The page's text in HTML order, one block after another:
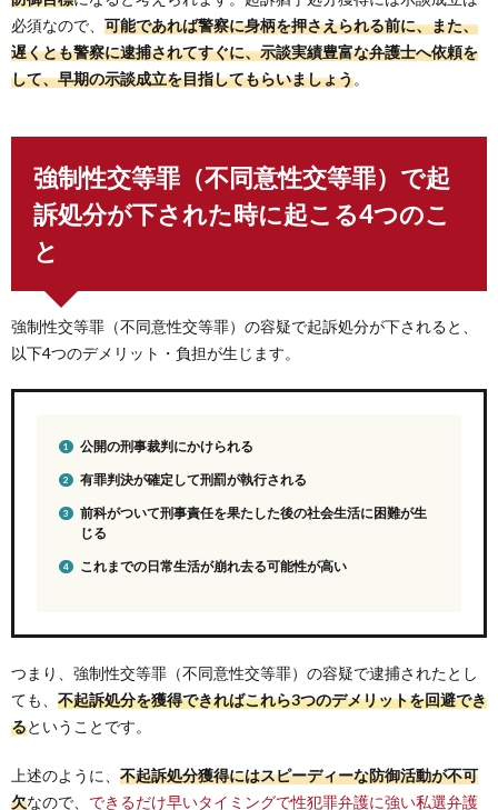
必須なので、 可能であれば警察に身柄を押さえられる前に、また、
遅くとも警察に逮捕されてすぐに、示談実績豊富な弁護士へ依頼を
して、早期の示談成立を目指してもらいましょう。
強制性交等罪（不同意性交等罪）で起
訴処分が下された時に起こる4つのこ
と
強制性交等罪（不同意性交等罪）の容疑で起訴処分が下されると、
以下4つのデメリット・負担が生じます。
公開の刑事裁判にかけられる
有罪判決が確定して刑罰が執行される
前科がついて刑事責任を果たした後の社会生活に困難が生
じる
これまでの日常生活が崩れ去る可能性が高い
つまり、強制性交等罪（不同意性交等罪）の容疑で逮捕されたとし
ても、 不起訴処分を獲得できればこれら3つのデメリットを回避でき
るということです。
上述のように、 不起訴処分獲得にはスピーディーな防御活動が不可
欠なので、 できるだけ早いタイミングで性犯罪弁護に強い私選弁護